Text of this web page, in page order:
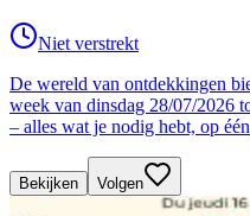
Niet verstrekt
De wereld van ontdekkingen
week van dinsdag 28/07/2026
– alles wat je nodig hebt, op
Bekijken Volgen